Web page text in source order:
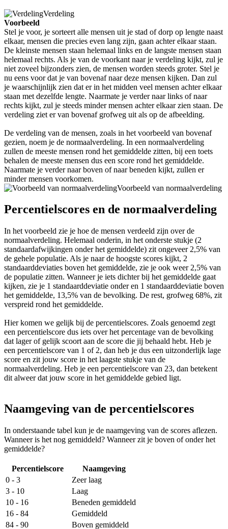
Verdeling
Voorbeeld
Stel je voor, je sorteert alle mensen uit je stad of dorp op lengte naast
elkaar, mensen die precies even lang zijn, gaan achter elkaar staan.
De kleinste mensen staan helemaal links en de langste mensen staan
helemaal rechts. Als je van de voorkant naar je verdeling kijkt, zul je
niet zoveel bijzonders zien, de mensen worden steeds groter. Stel je
nu eens voor dat je van bovenaf naar deze mensen kijken. Dan zul
je waarschijnlijk zien dat er in het midden veel mensen achter elkaar
staan met dezelfde lengte. Naarmate je verder naar links of naar
rechts kijkt, zul je steeds minder mensen achter elkaar zien staan. De
verdeling ziet er van bovenaf grofweg uit als op de afbeelding.
De verdeling van de mensen, zoals in het voorbeeld van bovenaf
gezien, noem je de normaalverdeling. In een normaalverdeling
zullen de meeste mensen rond het gemiddelde zitten, bij een toets
behalen de meeste mensen dus een score rond het gemiddelde.
Naarmate je verder naar boven of naar beneden kijkt, zullen er
minder mensen voorkomen.
Voorbeeld van normaalverdeling
Percentielscores en de normaalverdeling
In het voorbeeld zie je hoe de mensen verdeeld zijn over de
normaalverdeling. Helemaal onderin, in het onderste stukje (2
standaardafwijkingen onder het gemiddelde) zit ongeveer 2,5% van
de gehele populatie. Als je naar de hoogste scores kijkt, 2
standaarddeviaties boven het gemiddelde, zie je ook weer 2,5% van
de populatie zitten. Wanneer je iets dichter bij het gemiddelde gaat
kijken, zie je 1 standaarddeviatie onder en 1 standaarddeviatie boven
het gemiddelde, 13,5% van de bevolking. De rest, grofweg 68%, zit
verspreid rond het gemiddelde.
Hier komen we gelijk bij de percentielscores. Zoals genoemd zegt
een percentielscore dus iets over het percentage van de bevolking
dat lager of gelijk scoort aan de score die jij behaald hebt. Heb je
een percentielscore van 1 of 2, dan heb je dus een uitzonderlijk lage
score en zit jouw score in het laagste stukje van de
normaalverdeling. Heb je een percentielscore van 23, dan betekent
dit alweer dat jouw score in het gemiddelde gebied ligt.
Naamgeving van de percentielscores
In onderstaande tabel kun je de naamgeving van de scores aflezen.
Wanneer is het nog gemiddeld? Wanneer zit je boven of onder het
gemiddelde?
Percentielscore
Naamgeving
0 - 3
Zeer laag
3 - 10
Laag
10 - 16
Beneden gemiddeld
16 - 84
Gemiddeld
84 - 90
Boven gemiddeld